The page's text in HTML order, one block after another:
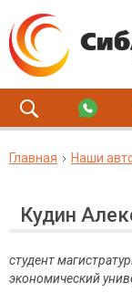
Главная Наши
Кудин
студент
экономический